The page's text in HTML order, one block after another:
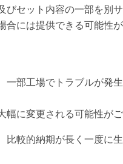
セット内容の一部を別
には提供できる可能性
部工場でトラブルが発
幅に変更される可能性が
較的納期が長く一度に